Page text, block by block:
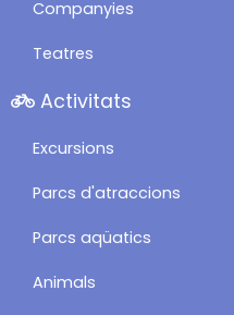
Companyies
Teatres
Activitats
Excursions
Parcs d'atraccions
Parcs aqüatics
Animals